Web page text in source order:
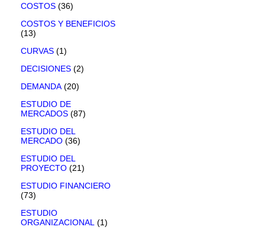
COSTOS (36)
COSTOS Y BENEFICIOS
(13)
CURVAS (1)
DECISIONES (2)
DEMANDA (20)
ESTUDIO DE
MERCADOS (87)
ESTUDIO DEL
MERCADO (36)
ESTUDIO DEL
PROYECTO (21)
ESTUDIO FINANCIERO
(73)
ESTUDIO
ORGANIZACIONAL (1)